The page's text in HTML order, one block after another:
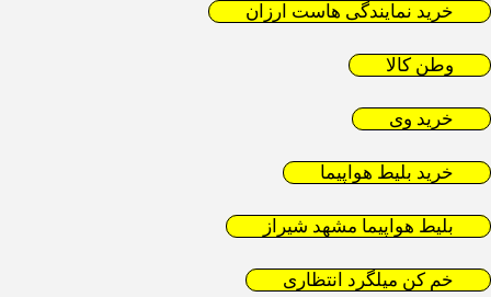
خرید نمایندگی هاست ارزان
وطن کالا
خرید وی
خرید بلیط هواپیما
بلیط هواپیما مشهد شیراز
خم کن میلگرد انتظاری